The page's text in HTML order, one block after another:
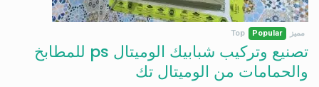
مميز Popular
Top
تصنيع وتركيب شبابيك الوميتال ps للمطابخ
والحمامات من الوميتال تك